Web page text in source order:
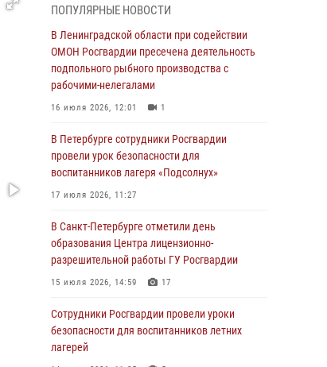
В Красносельском районе наряд Росгвардии
задержал правонарушителя, угрожавшего 17-
летнему подростку травматическим оружием
06 августа 2026, 13:39
оперативно задержали хулигана,
стрелявшего из пускового устройства рядом
с жилыми домами
06 августа 2026, 11:36
Сотрудники и военнослужащие Росгвардии
обеспечили правопорядок при проведении
матча "Зенит" - "Балтика"
06 августа 2026, 07:30 10
В Выборгском районе наряд Росгвардии
обнаружил разыскиваемый преступный
автотранспорт
ПОПУЛЯРНЫЕ НОВОСТИ
В Ленинградской области при содействии
ОМОН Росгвардии пресечена деятельность
подпольного рыбного производства с
рабочими-нелегалами
16 июля 2026, 12:01 1
В Петербурге сотрудники Росгвардии
провели урок безопасности для
воспитанников лагеря «Подсолнух»
17 июля 2026, 11:27
В Санкт-Петербурге отметили день
образования Центра лицензионно-
разрешительной работы ГУ Росгвардии
15 июля 2026, 14:59 17
Сотрудники Росгвардии провели уроки
безопасности для воспитанников летних
лагерей